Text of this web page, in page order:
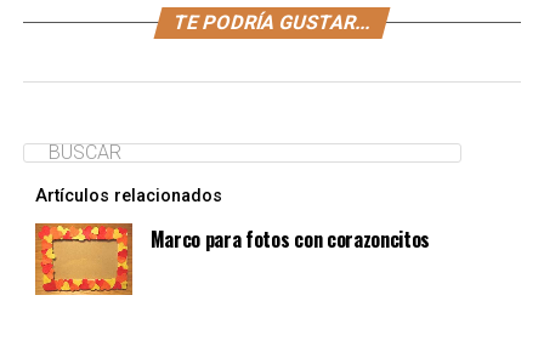
TE PODRÍA GUSTAR...
Artículos relacionados
Marco para fotos con corazoncitos